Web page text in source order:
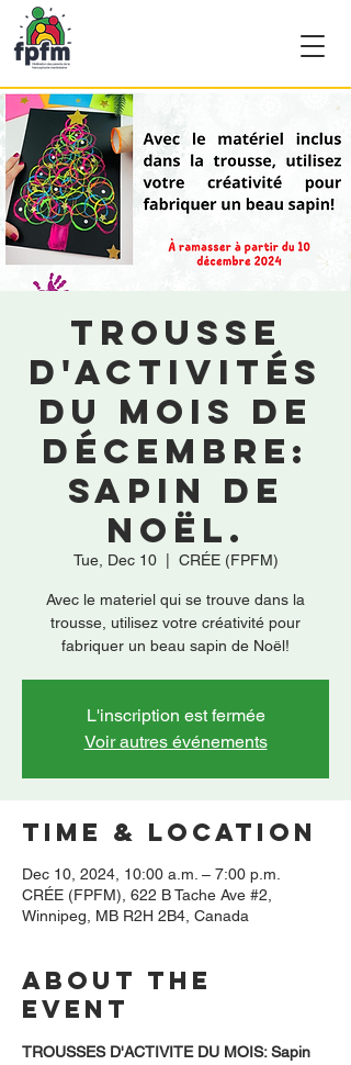
Trousse
d'activités
du mois de
décembre:
Sapin de
Noël.
Tue, Dec 10
  |
CRÉE (FPFM)
Avec le materiel qui se trouve dans la
trousse, utilisez votre créativité pour
fabriquer un beau sapin de Noël!
L'inscription est fermée
Voir autres événements
Time & Location
Dec 10, 2024, 10:00 a.m. – 7:00 p.m.
CRÉE (FPFM), 622 B Tache Ave #2,
Winnipeg, MB R2H 2B4, Canada
About the
event
TROUSSES D'ACTIVITE DU MOIS: Sapin